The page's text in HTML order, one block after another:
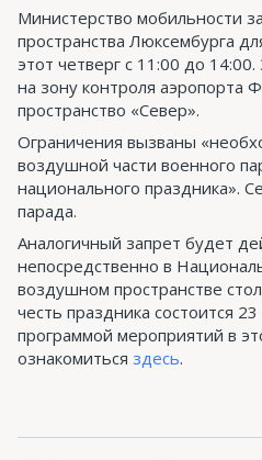
Министерство мобильности
пространства Люксембурга
этот четверг с 11:00 до
на зону контроля аэропорта
пространство «Север».
Ограничения вызваны
воздушной части военного
национального праздника».
парада.
Аналогичный запрет будет
непосредственно в
воздушном пространстве
честь праздника состоится
программой мероприятий в
ознакомиться здесь.